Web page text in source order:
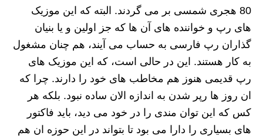
80 هجری شمسی بر می گردند. البته که این موزیک
های رپ و خواننده های آن ها که جز اولین و یا بنیان
گذاران رپ فارسی به حساب می آیند، هم چنان مشغول
به کار هستند. این در حالی است، که این موزیک های
رپ قدیمی هنوز هم مخاطب های خود را دارند. چرا که
ان روز ها رپر شدن به اندازه الان ساده نبود. بلکه هر
کس که این توان مندی را در خود می دید، باید فاکتور
های بسیاری را دارا می بود تا بتواند در این حوزه ان هم